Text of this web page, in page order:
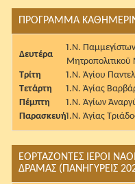
ΠΡΟΓΡΑΜΜΑ
Δευτέρα
Ἱ.Ν.
Τρίτη
Ἱ.Ν. Ἁγίου
Τετάρτη
Ἱ.Ν. Ἁγίας
Πέμπτη
Ἱ.Ν. Ἁγίων
ΠαρασκευήἹ.Ν. Ἁγίας
ΕΟΡΤΑΖΟΝΤΕΣ ΙΕΡΟΙ
ΔΡΑΜΑΣ (ΠΑΝΗΓΥΡΕΙΣ